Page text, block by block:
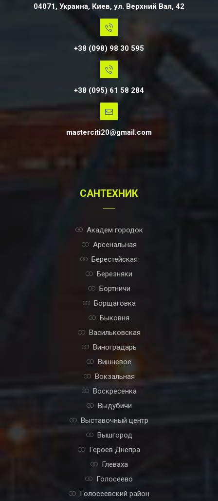
04071, Украина, Киев, ул. Верхний Вал, 42
+38 (098) 98 30 595
+38 (095) 61 58 284
САНТЕХНИК
Академ городок
Арсенальная
Берестейская
Березняки
Бортничи
Борщаговка
Быковня
Васильковская
Виноградарь
Вишневое
Вокзальная
Воскресенка
Выдубичи
Выставочный центр
Вышгород
Героев Днепра
Глеваха